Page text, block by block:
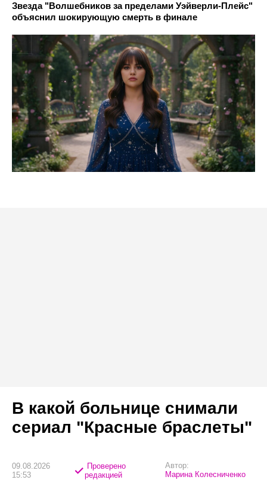
Звезда "Волшебников за пределами Уэйверли-Плейс"
объяснил шокирующую смерть в финале
В какой больнице снимали
сериал "Красные браслеты"
09.08.2026
15:53
Проверено
редакцией
Автор:
Марина Колесниченко